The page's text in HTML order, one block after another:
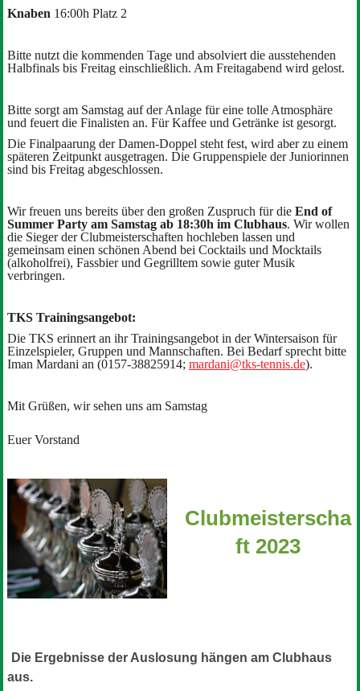
Knaben 16:00h Platz 2
Bitte nutzt die kommenden Tage und absolviert die ausstehenden
Halbfinals bis Freitag einschließlich. Am Freitagabend wird gelost.
Bitte sorgt am Samstag auf der Anlage für eine tolle Atmosphäre
und feuert die Finalisten an. Für Kaffee und Getränke ist gesorgt.
Die Finalpaarung der Damen-Doppel steht fest, wird aber zu einem
späteren Zeitpunkt ausgetragen. Die Gruppenspiele der Juniorinnen
sind bis Freitag abgeschlossen.
Wir freuen uns bereits über den großen Zuspruch für die End of
Summer Party am Samstag ab 18:30h im Clubhaus. Wir wollen
die Sieger der Clubmeisterschaften hochleben lassen und
gemeinsam einen schönen Abend bei Cocktails und Mocktails
(alkoholfrei), Fassbier und Gegrilltem sowie guter Musik
verbringen.
TKS Trainingsangebot:
Die TKS erinnert an ihr Trainingsangebot in der Wintersaison für
Einzelspieler, Gruppen und Mannschaften. Bei Bedarf sprecht bitte
Iman Mardani an (0157-38825914; mardani@tks-tennis.de).
Mit Grüßen, wir sehen uns am Samstag
Euer Vorstand
Clubmeisterscha
ft 2023
Die Ergebnisse der Auslosung hängen am Clubhaus
aus.